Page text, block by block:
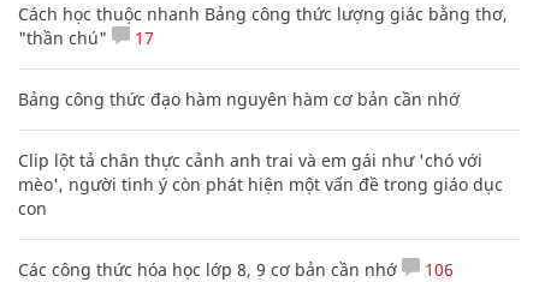
Cách học thuộc nhanh Bảng công thức lượng giác bằng thơ,
"thần chú"
17
Bảng công thức đạo hàm nguyên hàm cơ bản cần nhớ
Clip lột tả chân thực cảnh anh trai và em gái như 'chó với
mèo', người tinh ý còn phát hiện một vấn đề trong giáo dục
con
Các công thức hóa học lớp 8, 9 cơ bản cần nhớ 106